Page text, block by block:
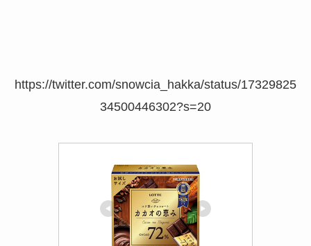
https://twitter.com/snowcia_hakka/status/17329825
34500446302?s=20